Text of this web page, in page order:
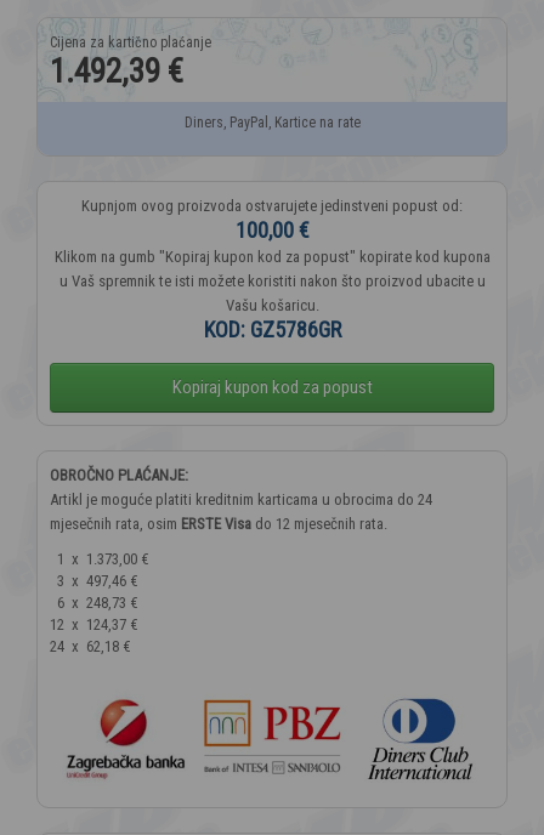
1.492,39 €
Diners, PayPal, Kartice na rate
Kupnjom ovog proizvoda ostvarujete jedinstveni popust od:
100,00 €
Klikom na gumb "Kopiraj kupon kod za popust" kopirate kod kupona
u Vaš spremnik te isti možete koristiti nakon što proizvod ubacite u
Vašu košaricu.
KOD: GZ5786GR
Kopiraj kupon kod za popust
OBROČNO PLAĆANJE:
Artikl je moguće platiti kreditnim karticama u obrocima do 24
mjesečnih rata, osim ERSTE Visa do 12 mjesečnih rata.
1 x 1.373,00 €
3 x 497,46 €
6 x 248,73 €
12 x 124,37 €
24 x 62,18 €